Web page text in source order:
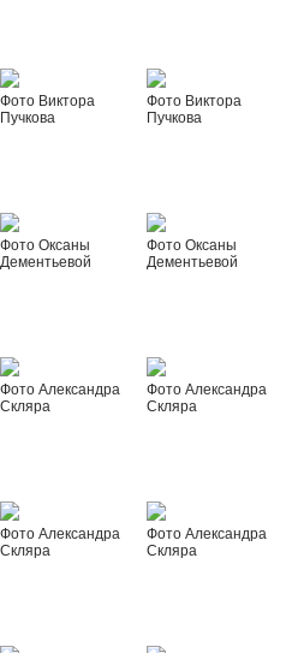
Фото Виктора
Пучкова
Фото Виктора
Пучкова
Фото Оксаны
Дементьевой
Фото Оксаны
Дементьевой
Фото Александра
Скляра
Фото Александра
Скляра
Фото Александра
Скляра
Фото Александра
Скляра